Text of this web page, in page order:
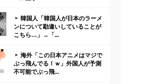
韓国人「韓国人が日本のラーメ
ンについて勘違いしていることが
こちら…」→「...
海外「この日本アニメはマジで
ぶっ飛んでる！ｗ」外国人が予測
不可能でぶっ飛...